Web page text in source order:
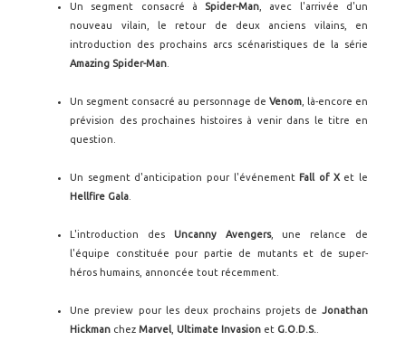
Un segment consacré à Spider-Man , avec l'arrivée d'un
nouveau vilain, le retour de deux anciens vilains, en
introduction des prochains arcs scénaristiques de la série
Amazing Spider-Man
Un segment consacré au personnage de Venom, là-encore en
prévision des prochaines histoires à venir dans le titre en
question.
Un segment d'anticipation pour l'événement Fall of Xet le
Hellfire Gala
L'introduction des Uncanny Avengers, une relance de
l'équipe constituée pour partie de mutants et de super-
héros humains, annoncée tout récemment.
Une preview pour les deux prochains projets de Jonathan
Hickman chezMarvel ,Ultimate Invasion et G.O.D.S.